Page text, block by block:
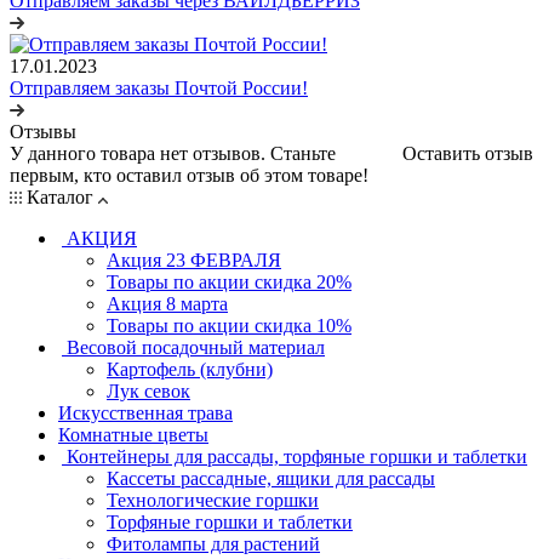
17.01.2023
Отправляем заказы Почтой России!
Отзывы
Оставить отзыв
У данного товара нет отзывов. Станьте
первым, кто оставил отзыв об этом товаре!
Каталог
АКЦИЯ
Акция 23 ФЕВРАЛЯ
Товары по акции скидка 20%
Акция 8 марта
Товары по акции скидка 10%
Весовой посадочный материал
Картофель (клубни)
Лук севок
Искусственная трава
Комнатные цветы
Контейнеры для рассады, торфяные горшки и таблетки
Кассеты рассадные, ящики для рассады
Технологические горшки
Торфяные горшки и таблетки
Фитолампы для растений